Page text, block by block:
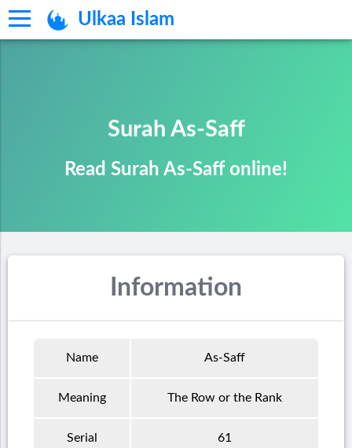
Ulkaa Islam
Surah As-Saff
Read Surah As-Saff online!
Information
Name As-Saff
Meaning The Row or the Rank
Serial 61